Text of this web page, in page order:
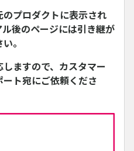
プロダクトに表示され
後のページには引き継が
。
ますので、カスタマー
ト宛にご依頼くださ